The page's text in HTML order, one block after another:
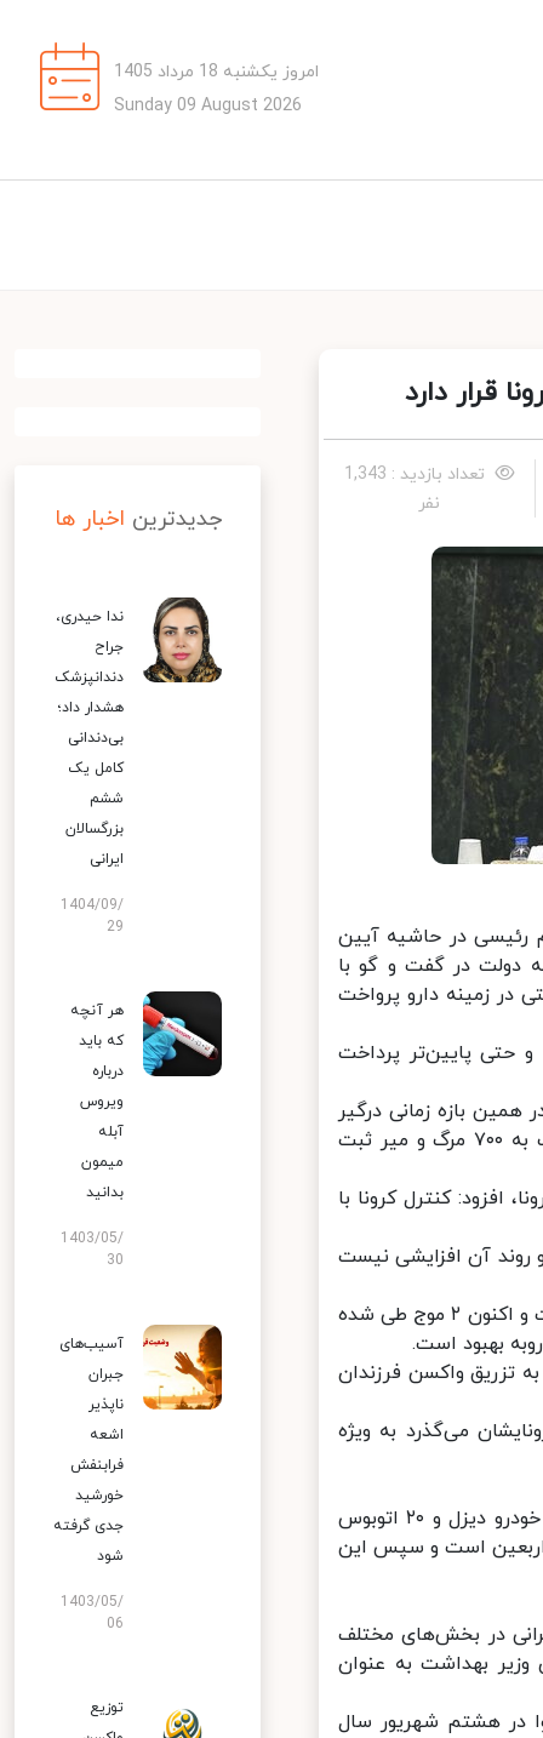
امروز یکشنبه 18 مرداد 1405
Sunday 09 August 2026
دارد
تعداد بازدید : 1,343
نفر
رئیسی در حاشیه آیین
در گفت و گو با
زمینه دارو پرواخت
حتی پایین‌تر پرداخت
بازه زمانی درگیر
اوج کرونا بود و طی مدت گفته شده روزانه ۵۰ هزار مبتلا به کرونا و نزدیک به ۷۰۰ مرگ و میر ثبت
کنترل کرونا با
آن افزایشی نیست
عین‌اللهی بیان کرد: پیک کرونا دارای سه موج ابتلا، بستری و مرگ و میر است و اکنون ۲ موج طی شده
بهبود است.
واکسن فرزندان
کرونایشان می‌گذرد به ویژه
وزیر بهداشت، درمان و آموزش پزشکی گفت: ۵۷ آمبولانس از شرکت ایران خودرو دیزل و ۲۰ اتوبوس
است و سپس این
در بخش‌های مختلف
بهداشت به عنوان
در هشتم شهریور سال
جدیدترین اخبار ها
ندا حیدری،
جراح
دندانپزشک
هشدار داد؛
بی‌دندانی
کامل یک
ششم
بزرگسالان
ایرانی
1404/09/
29
هر آنچه
که باید
درباره
ویروس
آبله
میمون
بدانید
1403/05/
30
آسیب‌های
جبران
ناپذیر
اشعه
فرابنفش
خورشید
جدی گرفته
شود
1403/05/
06
توزیع